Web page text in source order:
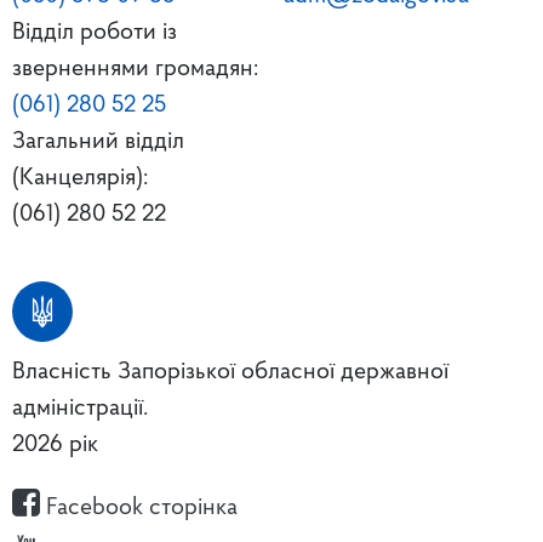
Відділ роботи із
зверненнями громадян:
(061) 280 52 25
Загальний відділ
(Канцелярія):
(061) 280 52 22
Власність Запорізької обласної державної
адміністрації.
2026 рік
Facebook сторінка